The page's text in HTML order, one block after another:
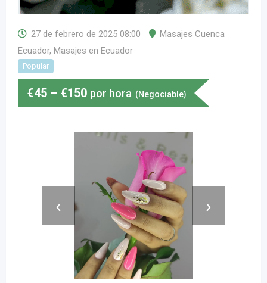
27 de febrero de 2025 08:00
Masajes Cuenca
Ecuador, Masajes en Ecuador
Popular
€45 – €150 por hora (Negociable)
‹ ›